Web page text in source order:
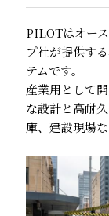
PILOTはオー
プ社が提供す
テムです。
産業用として
な設計と高耐
庫、建設現場